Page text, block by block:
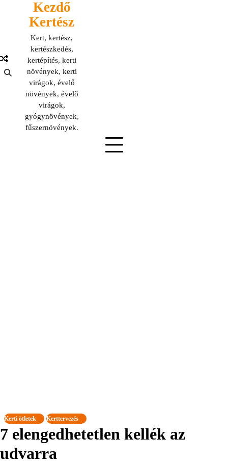
Kezdő
Kertész
Kert, kertész,
kertészkedés,
kertépítés, kerti
növények, kerti
virágok, évelő
növények, évelő
virágok,
gyógynövények,
fűszernövények.
Kerti ötletek Kerttervezés
7 elengedhetetlen kellék az
udvarra